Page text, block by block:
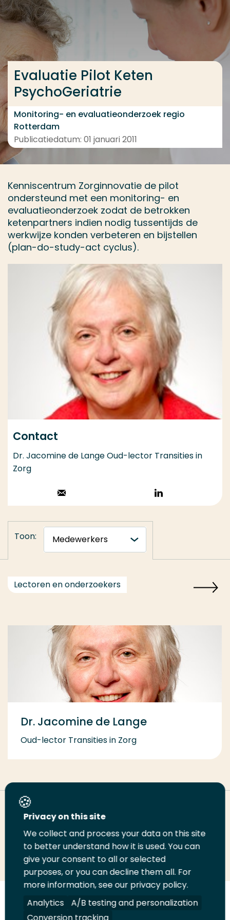
Ga direct naar de content
... > Medewerkers
Evaluatie Pilot Keten
PsychoGeriatrie
Monitoring- en evaluatieonderzoek regio
Rotterdam
Publicatiedatum: 01 januari 2011
Kenniscentrum Zorginnovatie de pilot
ondersteund met een monitoring- en
evaluatieonderzoek zodat de betrokken
ketenpartners indien nodig tussentijds de
werkwijze konden verbeteren en bijstellen
(plan-do-study-act cyclus).
Contact
Dr. Jacomine de Lange Oud-lector Transities in
Zorg
Stuur een email
Volg op
LinkedIn
Toon:
Lectoren en onderzoekers
Dr. Jacomine de Lange
Oud-lector Transities in Zorg
Deel deze pagina
Deel
LinkedIn
Deel
op
Twitter
Deel
op
Facebook
Email
deze
pagina
Print
deze
pagina
Volg
ons
Volg
ons
Volg
ons
Volg
ons
Veel gezocht
Opleiding
Contact
Privacy on this site
We collect and process your data on this site
to better understand how it is used. You can
give your consent to all or selected
purposes, or you can decline them all. For
more information, see our privacy policy.
Analytics
A/B testing and personalization